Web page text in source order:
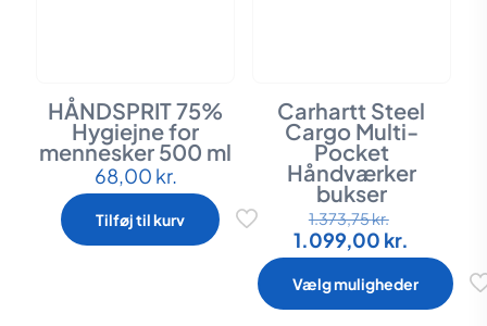
HÅNDSPRIT 75%
Hygiejne for
mennesker 500 ml
68,00 kr.
Tilføj til kurv
Carhartt Steel
Cargo Multi-
Pocket
Håndværker
bukser
Dette
vare
har
flere
varianter.
1.373,75kr.
pris
var:
1.373,75
1.099,00 kr.
aktuelle
pris
Vælg muligheder